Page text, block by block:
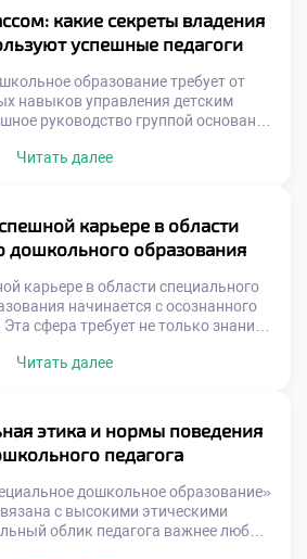
актуальным специалистом всегда.
становится нормой
Профессиональная переподготовка
квалификации. Она […]
какие секреты владения
успешные педагоги
образование требует от
навыков управления детским
руководство группой основано
создает безопасную и
Управление в дошкольном
от школьной дисциплины. Здесь
гибкость и игровые формы
Авторитет […]
Читать далее
карьере в области
дошкольного образования
карьере в области специального
начинается с осознанного
сфера требует не только знаний,
воспитанников. Каждый шаг
сочетать теорию с живой практикой
Профессиональный рост […]
Читать далее
этика и нормы поведения
педагога
дошкольное образование»
с высокими этическими
облик педагога важнее любых